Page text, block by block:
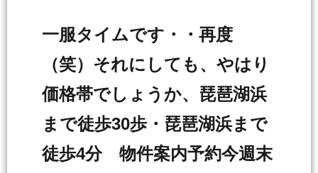
一服タイムです・・再度
（笑）それにしても、やはり
価格帯でしょうか、琵琶湖浜
まで徒歩30歩・琵琶湖浜まで
徒歩4分 物件案内予約今週末